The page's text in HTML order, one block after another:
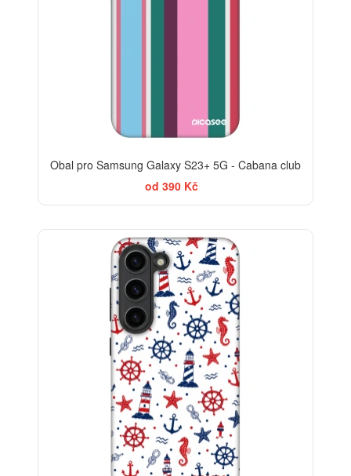
Obal pro Samsung Galaxy S23+ 5G - Cabana club
od 390 Kč